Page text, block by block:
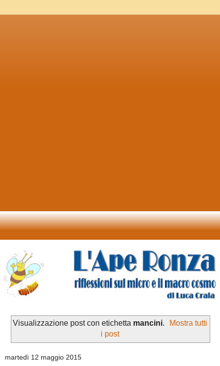
Visualizzazione post con etichetta mancini.
Mostra tutti
i post
martedì 12 maggio 2015